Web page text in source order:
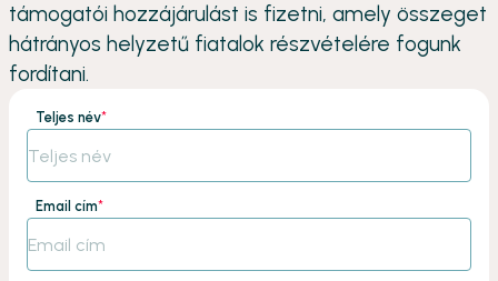
támogatói hozzájárulást is fizetni, amely összeget
hátrányos helyzetű fiatalok részvételére fogunk
fordítani.
Teljes név*
Email cím*